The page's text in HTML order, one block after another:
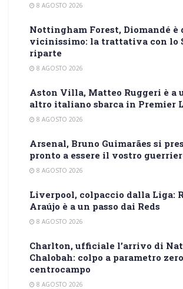
8 AGOSTO 2026
Nottingham Forest, Diomandé è
vicinissimo: la trattativa con lo
riparte
8 AGOSTO 2026
Aston Villa, Matteo Ruggeri è a
altro italiano sbarca in Premier
8 AGOSTO 2026
Arsenal, Bruno Guimarães si
pronto a essere il vostro
8 AGOSTO 2026
Liverpool, colpaccio dalla Liga:
Araújo è a un passo dai Reds
8 AGOSTO 2026
Charlton, ufficiale l’arrivo di
Chalobah: colpo a parametro
centrocampo
8 AGOSTO 2026